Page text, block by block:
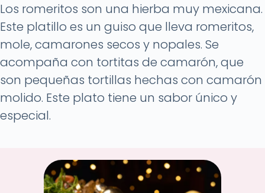
Los romeritos son una hierba muy mexicana.
Este platillo es un guiso que lleva romeritos,
mole, camarones secos y nopales. Se
acompaña con tortitas de camarón, que
son pequeñas tortillas hechas con camarón
molido. Este plato tiene un sabor único y
especial.